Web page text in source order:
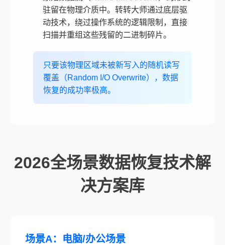
驻留在物理介质中。转转大师通过底层驱
动技术，绕过操作系统的逻辑限制，直接
扫描并重组这些残留的二进制碎片。
只要该物理区域未被新写入的随机读写
覆盖（Random I/O Overwrite），数据
恢复的成功率极高。
2026全场景数据恢复技术解
决方案库
场景A：电脑/办公场景